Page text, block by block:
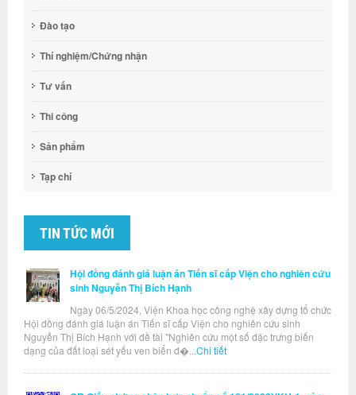
Đào tạo
Thí nghiệm/Chứng nhận
Tư vấn
Thi công
Sản phẩm
Tạp chí
TIN TỨC MỚI
Hội đồng đánh giá luận án Tiến sĩ cấp Viện cho nghiên cứu
sinh Nguyễn Thị Bích Hạnh
Ngày 06/5/2024, Viện Khoa học công nghệ xây dựng tổ chức
Hội đồng đánh giá luận án Tiến sĩ cấp Viện cho nghiên cứu sinh
Nguyễn Thị Bích Hạnh với đề tài "Nghiên cứu một số đặc trưng biến
dạng của đất loại sét yếu ven biển đ�... Chi tiết